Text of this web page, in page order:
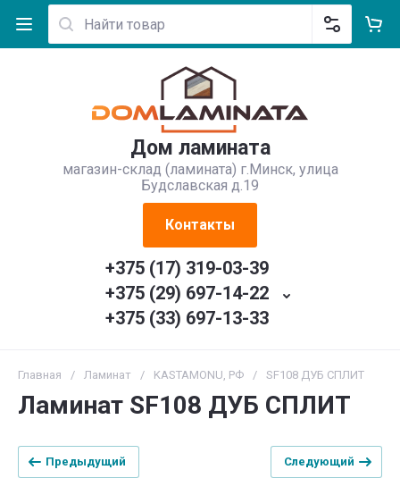
Дом ламината
магазин-склад (ламината) г.Минск, улица
Будславская д.19
Контакты
+375 (17) 319-03-39
+375 (29) 697-14-22
+375 (33) 697-13-33
Главная / Ламинат / KASTAMONU, РФ / SF108 ДУБ СПЛИТ
Ламинат SF108 ДУБ СПЛИТ
Предыдущий Следующий